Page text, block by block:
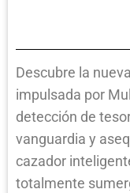
Descubre la
impulsada por
detección de
vanguardia y
cazador
totalmente